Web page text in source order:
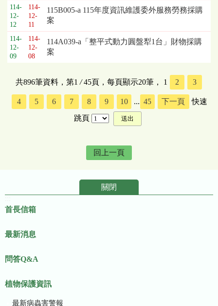
114-
12-
12
114-
12-
11
115B005-a 115年度資訊維護委外服務勞務採購
案
114-
12-
09
114-
12-
08
114A039-a「整平式動力圓盤犁1台」財物採購
案
共896筆資料，第1 /45頁，每頁顯示20筆， 1 2 3
4 5 6 7 8 9 10 ... 45 下一頁
快速
跳頁
回上一頁
關閉
首長信箱
最新消息
問答Q&A
植物保護資訊
最新病蟲害警報